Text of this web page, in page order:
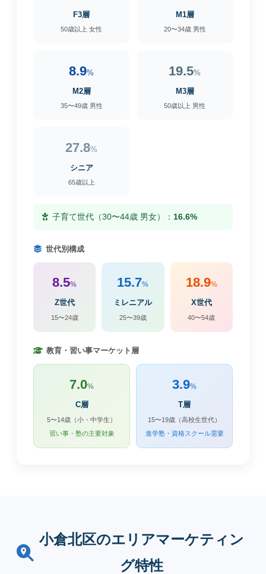
F3層
50歳以上 女性
M1層
20〜34歳 男性
8.9%
M2層
35〜49歳 男性
19.5%
M3層
50歳以上 男性
27.8%
シニア
65歳以上
子育て世代（30〜44歳 男女）： 16.6%
世代別構成
8.5%
Z世代
15〜24歳
15.7%
ミレニアル
25〜39歳
18.9%
X世代
40〜54歳
教育・習い事マーケット層
7.0%
C層
5〜14歳（小・中学生）
習い事・塾の主要対象
3.9%
T層
15〜19歳（高校生世代）
進学塾・資格スクール需要
小倉北区のエリアマーケティン
グ特性